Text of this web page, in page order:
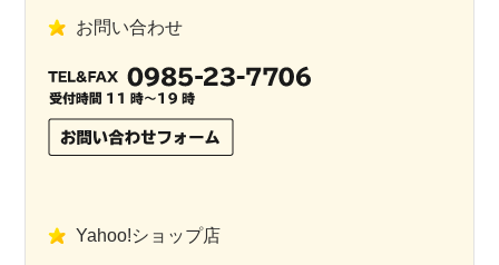
お問い合わせ
Yahoo!ショップ店